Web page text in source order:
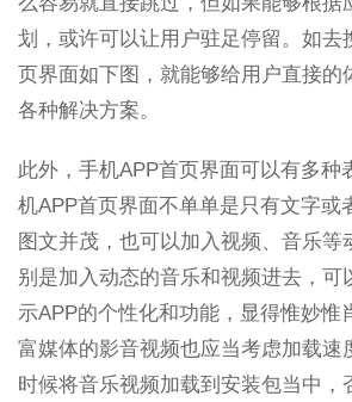
划，或许可以让用户驻足停留。如去
页界面如下图，就能够给用户直接的
各种解决方案。
此外，手机APP首页界面可以有多种
机APP首页界面不单单是只有文字或
图文并茂，也可以加入视频、音乐等
别是加入动态的音乐和视频进去，可
示APP的个性化和功能，显得惟妙惟
富媒体的影音视频也应当考虑加载速
时候将音乐视频加载到安装包当中，